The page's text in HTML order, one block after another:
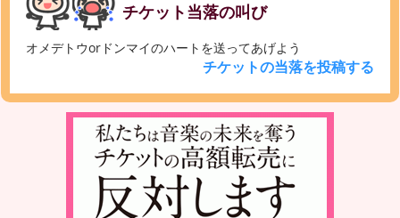
チケット当落の叫び
オメデトウorドンマイのハートを送ってあげよう
チケットの当落を投稿する